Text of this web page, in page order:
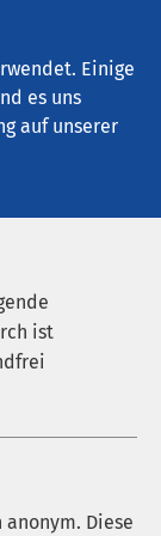
Einige
es uns
auf unserer
ist
Diese
zu